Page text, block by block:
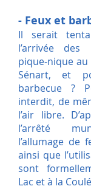
- Feux et
Il serait
l’arrivée
pique-nique au
Sénart, et
barbecue ?
interdit, de
l’air libre.
l’arrêté
l’allumage de
ainsi que
sont
Lac et à la